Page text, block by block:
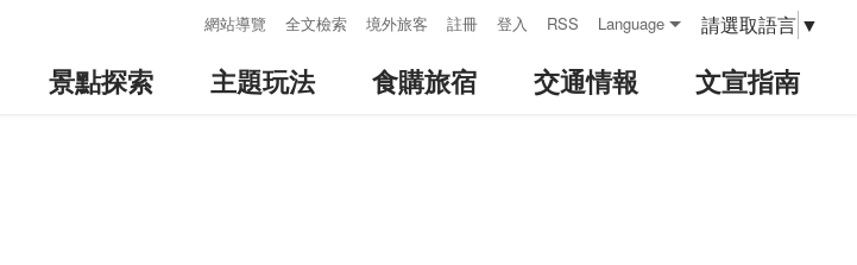
網站導覽 全文檢索 境外旅客 註冊 登入 RSS Language 請選取語言 ▼
景點探索 主題玩法 食購旅宿 交通情報 文宣指南